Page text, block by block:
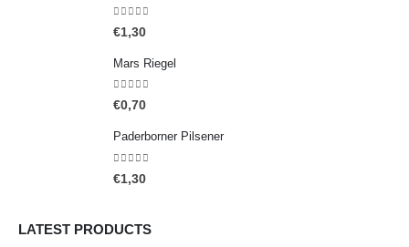
0 out of 5
€1,30
Mars Riegel
0out of 5
€0,70
Paderborner Pilsener
0 out of 5
€1,30
LATEST PRODUCTS